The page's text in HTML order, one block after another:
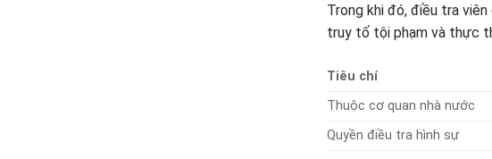
Trong khi đó, điều tra
truy tố tội phạm và thực
Tiêu chí
Thuộc cơ quan nhà nước
Quyền điều tra hình sự